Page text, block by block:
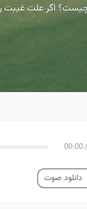
اگر علت غیبت
/
00:00
دانلود صوت